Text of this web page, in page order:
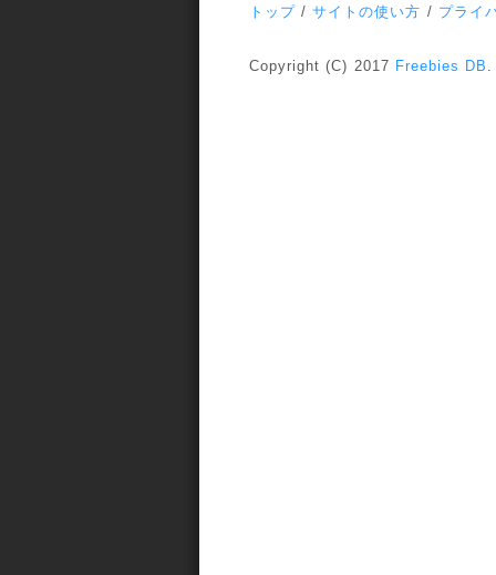
トップ /サイトの使い方 / プライ
Copyright (C) 2017 Freebies DB .